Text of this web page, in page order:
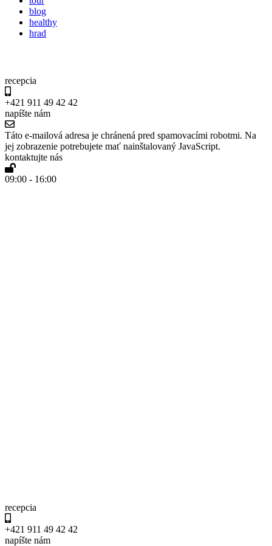
blog
healthy
hrad
recepcia
+421 911 49 42 42
napíšte nám
Táto e-mailová adresa je chránená pred spamovacími robotmi. Na
jej zobrazenie potrebujete mať nainštalovaný JavaScript.
kontaktujte nás
09:00 - 16:00
recepcia
+421 911 49 42 42
napíšte nám